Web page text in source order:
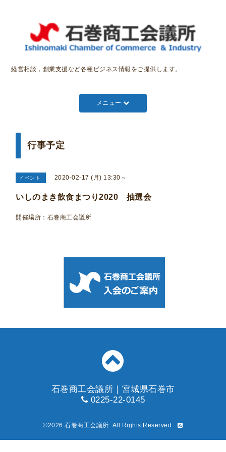
経営相談，創業支援など各種ビジネス情報をご提供します。
メニュー
行事予定
イベント 2020-02-17 (月) 13:30～
いしのまき飲食まつり2020 抽選会
開催場所：石巻商工会議所
石巻商工会議所｜宮城県石巻市
0225-22-0145
©2026石巻商工会議所. All Rights Reserved.